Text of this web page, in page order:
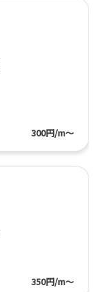
300円/m～
350円/m～